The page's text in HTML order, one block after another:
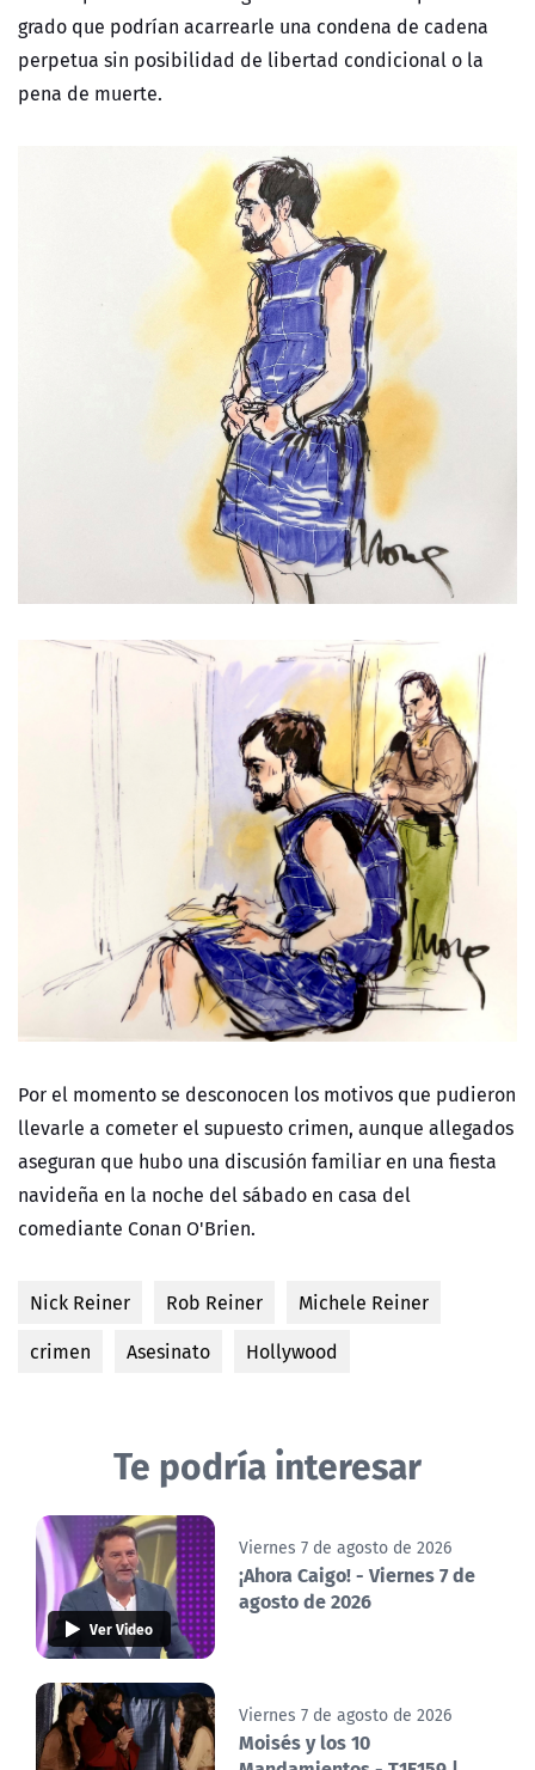
grado que podrían acarrearle una condena de cadena
perpetua sin posibilidad de libertad condicional o la
pena de muerte.
Por el momento se desconocen los motivos que pudieron
llevarle a cometer el supuesto crimen, aunque allegados
aseguran que hubo una discusión familiar en una fiesta
navideña en la noche del sábado en casa del
comediante Conan O'Brien.
Nick Reiner Rob Reiner
Michele Reiner
crimen
Asesinato Hollywood
Te podría interesar
Ver Video
Viernes 7 de agosto de 2026
¡Ahora Caigo! - Viernes 7 de
agosto de 2026
Viernes 7 de agosto de 2026
Moisés y los 10